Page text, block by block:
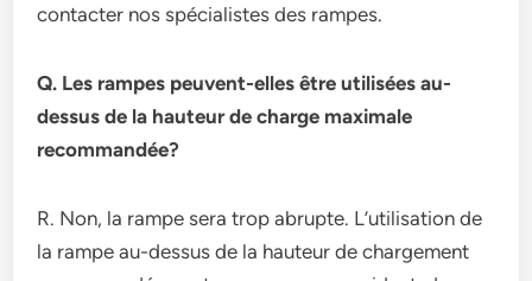
contacter nos spécialistes des rampes.
Q. Les rampes peuvent-elles être utilisées au-
dessus de la hauteur de charge maximale
recommandée?
R. Non, la rampe sera trop abrupte. L’utilisation de
la rampe au-dessus de la hauteur de chargement